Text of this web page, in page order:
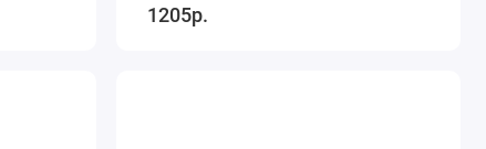
1205р.